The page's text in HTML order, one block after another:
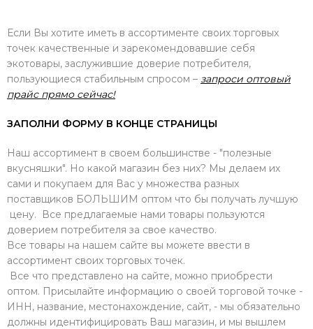
Если Вы хотите иметь в ассортименте своих торговых
точек качественные и зарекомендовавшие себя
экотовары, заслужившие доверие потребителя,
пользующиеся стабильным спросом – запроси оптовый
прайс прямо сейчас!
ЗАПОЛНИ ФОРМУ В КОНЦЕ СТРАНИЦЫ
Наш ассортимент в своем большинстве - "полезные
вкусняшки". Но какой магазин без них? Мы делаем их
сами и покупаем для Вас у множества разных
поставщиков БОЛЬШИМ оптом что бы получать лучшую
цену. Все предлагаемые нами товары пользуются
доверием потребителя за свое качество.
Все товары на нашем сайте вы можете ввести в
ассортимент своих торговых точек.
Все что представлено на сайте, можно приобрести
оптом. Присылайте информацию о своей торговой точке -
ИНН, название, местонахождение, сайт, - мы обязательно
должны идентифицировать Ваш магазин, и мы вышлем